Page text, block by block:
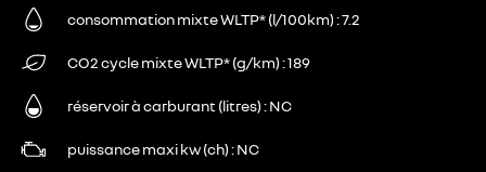
consommation mixte WLTP* (l/100km) 7.2
CO2 cycle mixte WLTP* (g/km) 189
réservoir à carburant (litres) NC
puissance maxi kw (ch) NC